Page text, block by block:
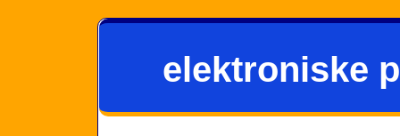
elektroniske